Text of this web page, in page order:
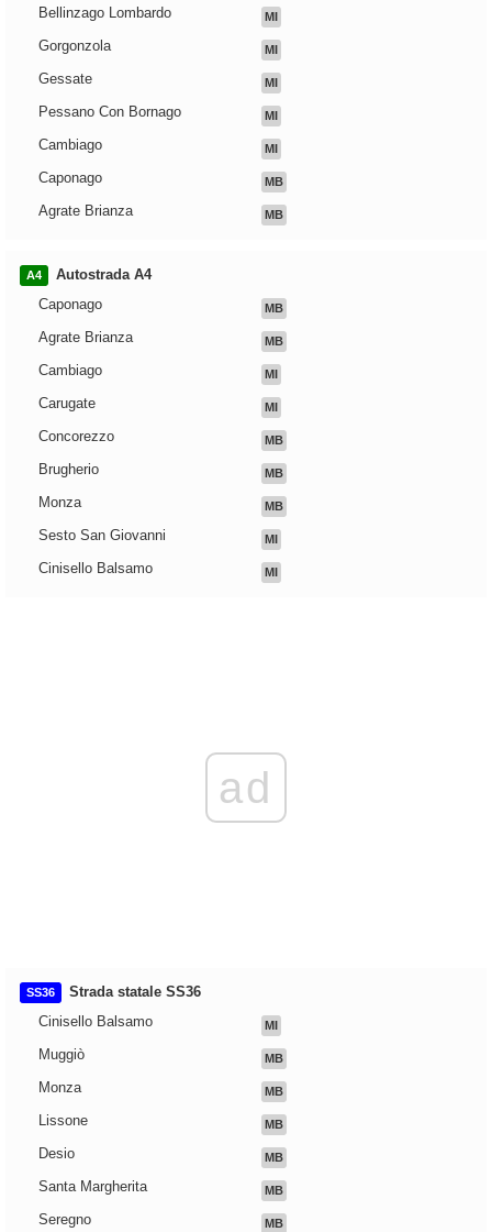
Bellinzago Lombardo MI
Gorgonzola MI
Gessate MI
Pessano Con Bornago MI
Cambiago MI
Caponago MB
Agrate Brianza MB
A4
Autostrada A4
Caponago
MB
Agrate Brianza MB
Cambiago MI
Carugate MI
Concorezzo MB
Brugherio MB
Monza MB
Sesto San Giovanni MI
Cinisello Balsamo MI
ad
SS36
Strada statale SS36
Cinisello Balsamo
MI
Muggiò MB
Monza MB
Lissone MB
Desio MB
Santa Margherita MB
Seregno MB